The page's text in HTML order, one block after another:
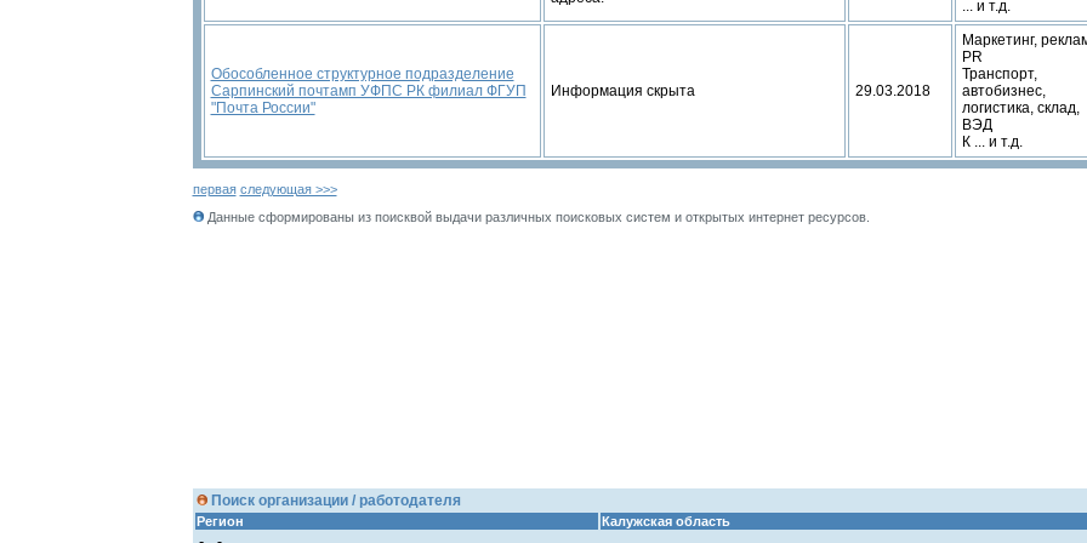
... и т.д.
Обособленное структурное подразделение
Сарпинский почтамп УФПС РК филиал ФГУП
"Почта России"
Информация скрыта 29.03.2018
Маркетинг,
PR
Транспорт,
автобизнес,
логистика, склад,
ВЭД
К ... и т.д.
первая следующая >>>
Данные сформированы из поисквой выдачи различных поисковых систем и открытых интернет ресурсов.
Поиск организации / работодателя
Регион Калужская область